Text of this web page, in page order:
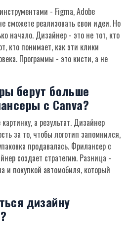
- Figma, Adobe
сможете реализовать свои идеи. Но
начало. Дизайнер - это не тот, кто
кто понимает, как эти клики
Программы - это кисти, а не
берут больше
с Canva?
а результат. Дизайнер
за то, чтобы логотип запомнился,
продавалась. Фрилансер с
создает стратегию. Разница -
и покупкой автомобиля, который
дизайну